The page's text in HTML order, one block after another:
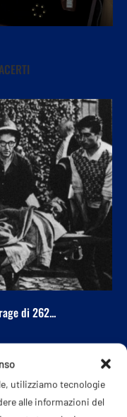
utilizziamo tecnologie
alle informazioni del
di 262...